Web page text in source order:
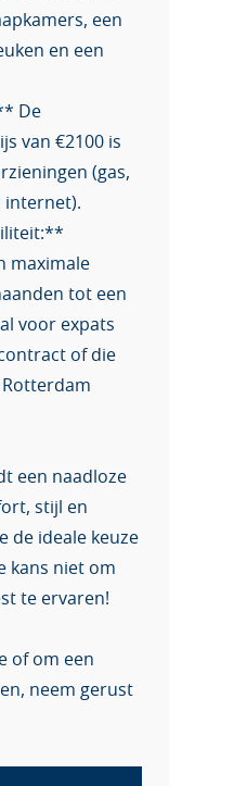
een
en een
De
van €2100 is
(gas,
internet).
maximale
tot een
voor expats
of die
een naadloze
stijl en
de ideale keuze
kans niet om
te ervaren!
of om een
neem gerust